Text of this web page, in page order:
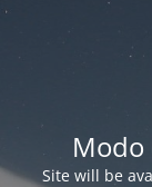
Site will be